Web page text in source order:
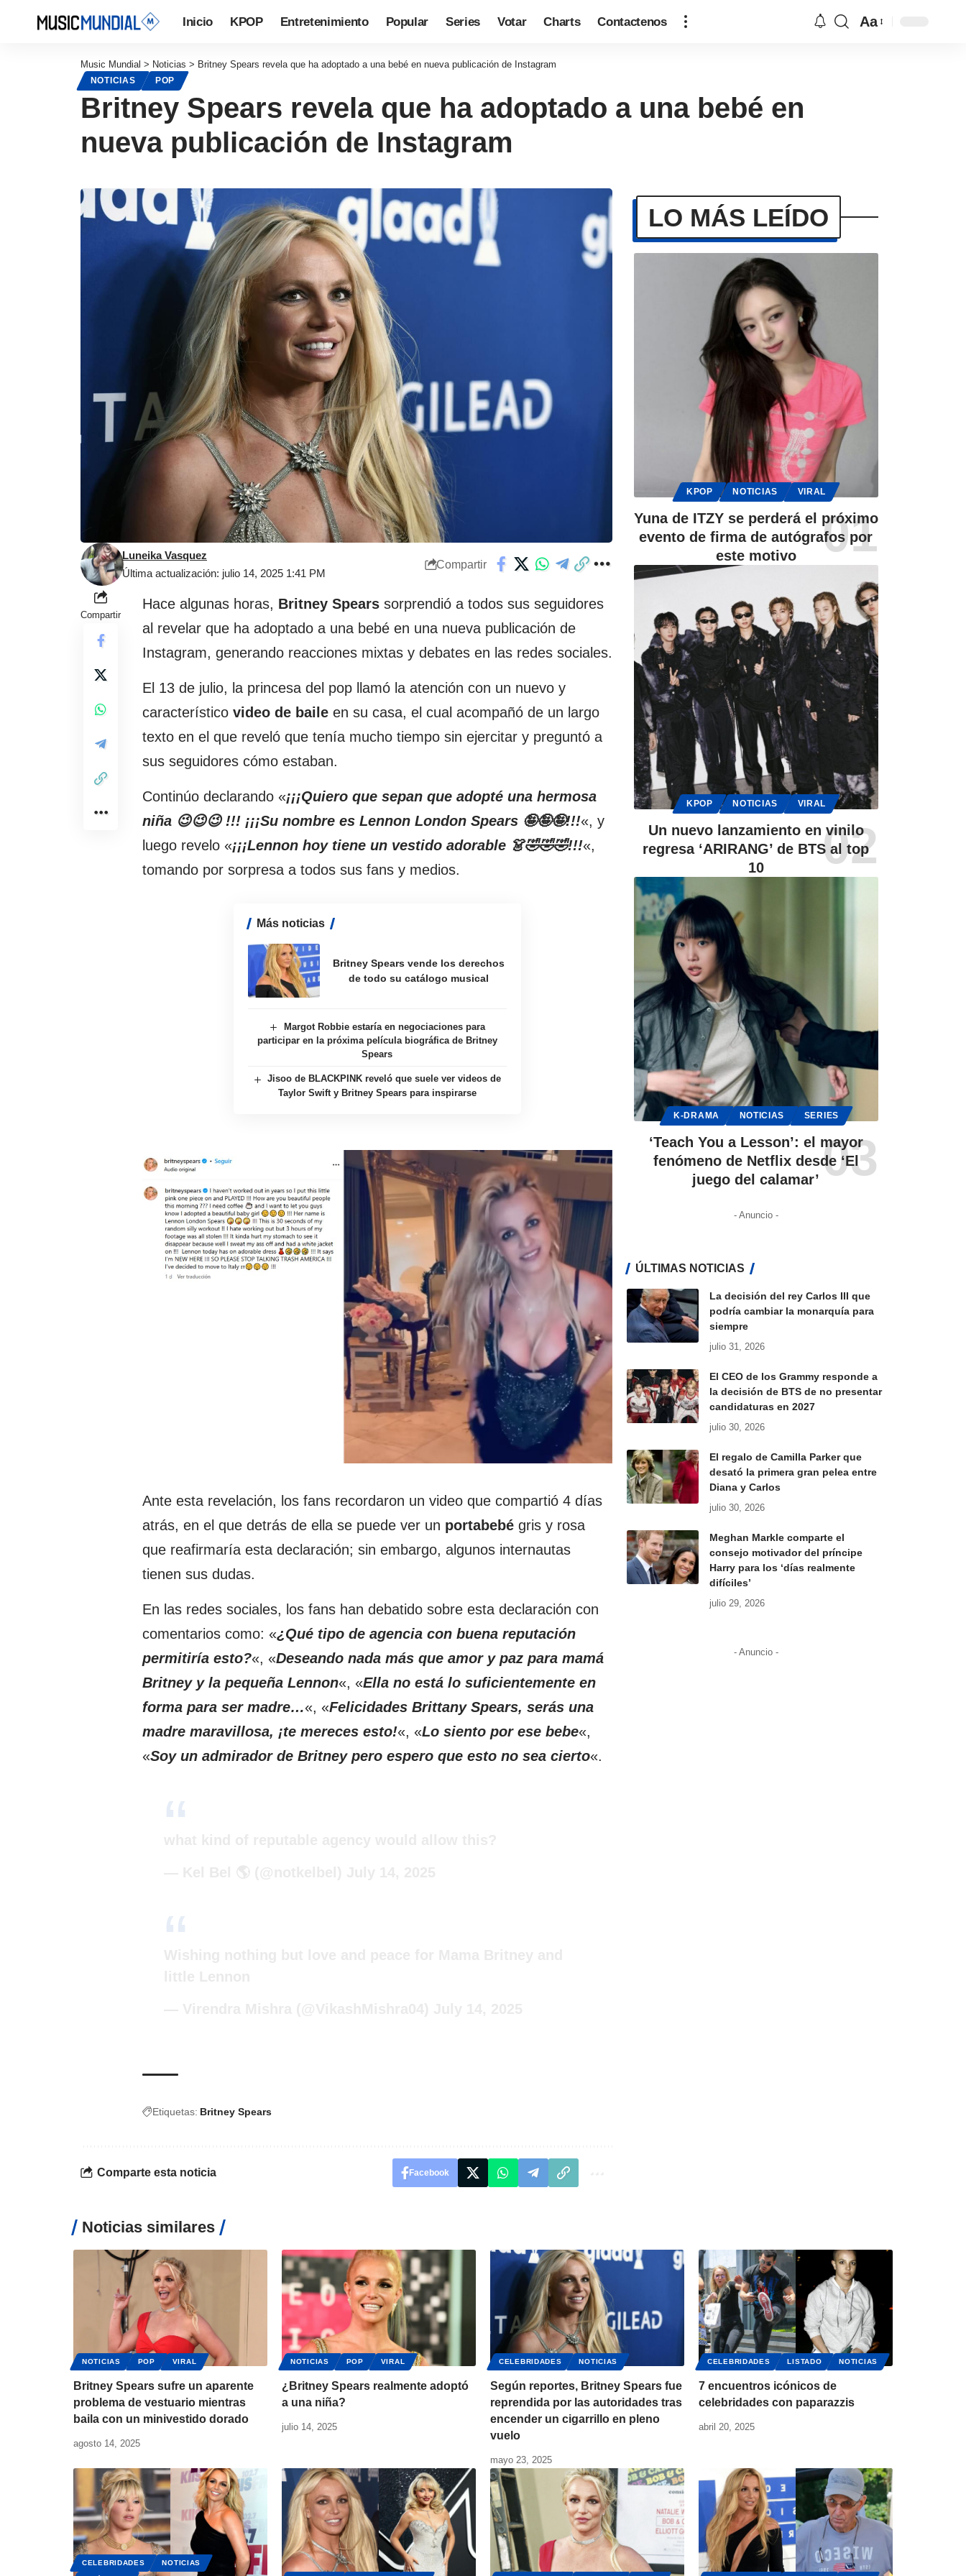
Inicio KPOP Entretenimiento Popular Series Votar Charts Contactenos Aa
Music Mundial > Noticias > Britney Spears revela que ha adoptado a una bebé en nueva publicación de Instagram
NOTICIAS POP
Britney Spears revela que ha adoptado a una bebé en
nueva publicación de Instagram
Última actualización: julio 14, 2025 1:41 PM
Luneika Vasquez
Compartir
Compartir
Hace algunas horas, Britney Spears sorprendió a todos sus seguidores
al revelar que ha adoptado a una bebé en una nueva publicación de
Instagram, generando reacciones mixtas y debates en las redes sociales.
El 13 de julio, la princesa del pop llamó la atención con un nuevo y
característico video de baile en su casa, el cual acompañó de un largo
texto en el que reveló que tenía mucho tiempo sin ejercitar y preguntó a
sus seguidores cómo estaban.
Continúo declarando «¡¡¡Quiero que sepan que adopté una hermosa
niña 😉😉😉 !!! ¡¡¡Su nombre es Lennon London Spears 🤪🤪🤪!!!«, y
luego revelo «¡¡¡Lennon hoy tiene un vestido adorable 👗🤣🤣🤣!!!«,
tomando por sorpresa a todos sus fans y medios.
Más noticias
Britney Spears vende los derechos
de todo su catálogo musical
Margot Robbie estaría en negociaciones para
participar en la próxima película biográfica de Britney
Spears
Jisoo de BLACKPINK reveló que suele ver videos de
Taylor Swift y Britney Spears para inspirarse
Ante esta revelación, los fans recordaron un video que compartió 4 días
atrás, en el que detrás de ella se puede ver un portabebé gris y rosa
que reafirmaría esta declaración; sin embargo, algunos internautas
tienen sus dudas.
En las redes sociales, los fans han debatido sobre esta declaración con
comentarios como: «¿Qué tipo de agencia con buena reputación
permitiría esto?«, «Deseando nada más que amor y paz para mamá
Britney y la pequeña Lennon«, «Ella no está lo suficientemente en
forma para ser madre…«, «Felicidades Brittany Spears, serás una
madre maravillosa, ¡te mereces esto!«, «Lo siento por ese bebe«,
«Soy un admirador de Britney pero espero que esto no sea cierto«.
Etiquetas: Britney Spears
Comparte esta noticia Facebook
LO MÁS LEÍDO
KPOP NOTICIAS VIRAL
Yuna de ITZY se perderá el próximo
evento de firma de autógrafos por
este motivo
KPOP NOTICIAS VIRAL
Un nuevo lanzamiento en vinilo
regresa ‘ARIRANG’ de BTS al top
10
K-DRAMA NOTICIAS SERIES
‘Teach You a Lesson’: el mayor
fenómeno de Netflix desde ‘El
juego del calamar’
- Anuncio -
ÚLTIMAS NOTICIAS
La decisión del rey Carlos III que
podría cambiar la monarquía para
siempre
julio 31, 2026
El CEO de los Grammy responde a
la decisión de BTS de no presentar
candidaturas en 2027
julio 30, 2026
El regalo de Camilla Parker que
desató la primera gran pelea entre
Diana y Carlos
julio 30, 2026
Meghan Markle comparte el
consejo motivador del príncipe
Harry para los ‘días realmente
difíciles’
julio 29, 2026
- Anuncio -
Noticias similares
NOTICIAS POP VIRAL
Britney Spears sufre un aparente
problema de vestuario mientras
baila con un minivestido dorado
agosto 14, 2025
NOTICIAS POP VIRAL
¿Britney Spears realmente adoptó
a una niña?
julio 14, 2025
CELEBRIDADES NOTICIAS
Según reportes, Britney Spears fue
reprendida por las autoridades tras
encender un cigarrillo en pleno
vuelo
mayo 23, 2025
CELEBRIDADES LISTADO NOTICIAS
7 encuentros icónicos de
celebridades con paparazzis
abril 20, 2025
CELEBRIDADES NOTICIAS